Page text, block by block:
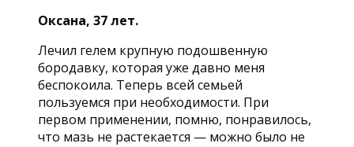
Оксана, 37 лет.
Лечил гелем крупную подошвенную
бородавку, которая уже давно меня
беспокоила. Теперь всей семьей
пользуемся при необходимости. При
первом применении, помню, понравилось,
что мазь не растекается — можно было не